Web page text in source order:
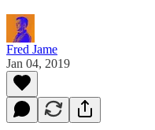
Fred Jame
Jan 04, 2019